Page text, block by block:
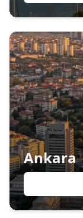
Ankara